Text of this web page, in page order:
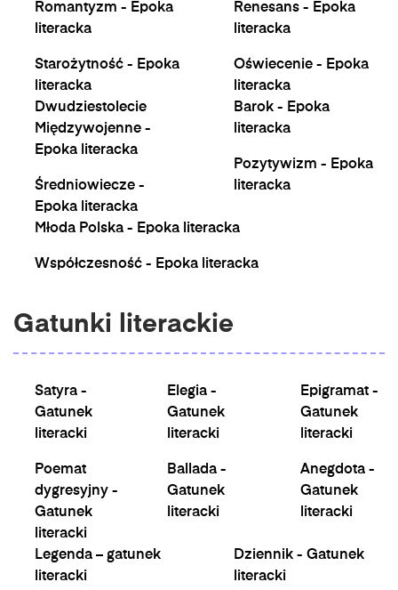
Romantyzm - Epoka
literacka
Starożytność - Epoka
literacka
Renesans - Epoka
literacka
Oświecenie - Epoka
literacka
Dwudziestolecie
Międzywojenne -
Epoka literacka
Średniowiecze -
Epoka literacka
Barok - Epoka
literacka
Pozytywizm - Epoka
literacka
Młoda Polska - Epoka literacka
Współczesność - Epoka literacka
Gatunki literackie
Satyra -
Gatunek
literacki
Poemat
dygresyjny -
Gatunek
literacki
Elegia -
Gatunek
literacki
Ballada -
Gatunek
literacki
Epigramat -
Gatunek
literacki
Anegdota -
Gatunek
literacki
Legenda – gatunek
literacki
Dziennik - Gatunek
literacki